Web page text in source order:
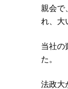
親会で
れ、大
当社の
た。
法政大